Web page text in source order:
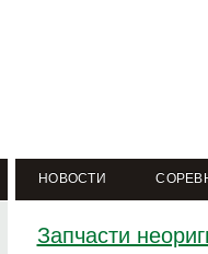
НОВОСТИ
Запчасти